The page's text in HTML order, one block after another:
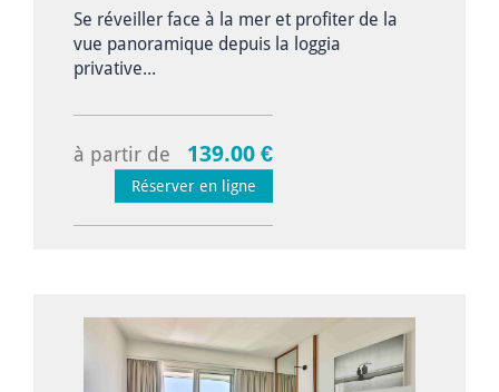
Se réveiller face à la mer et profiter de la
vue panoramique depuis la loggia
privative...
à partir de 139.00 €
Réserver en ligne